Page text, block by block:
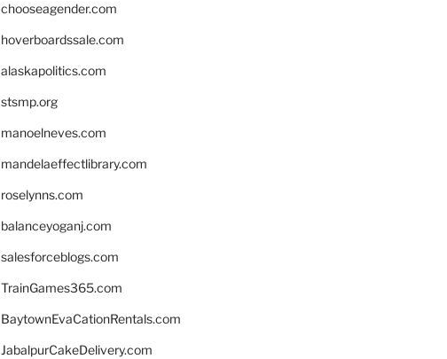
chooseagender.com
hoverboardssale.com
alaskapolitics.com
stsmp.org
manoelneves.com
mandelaeffectlibrary.com
roselynns.com
balanceyoganj.com
salesforceblogs.com
TrainGames365.com
BaytownEvaCationRentals.com
JabalpurCakeDelivery.com